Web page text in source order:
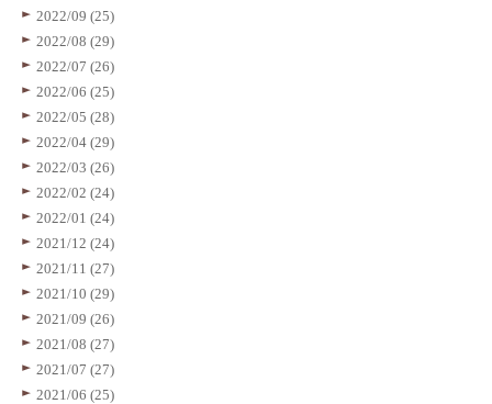
2022/09 (25)
2022/08 (29)
2022/07 (26)
2022/06 (25)
2022/05 (28)
2022/04 (29)
2022/03 (26)
2022/02 (24)
2022/01 (24)
2021/12 (24)
2021/11 (27)
2021/10 (29)
2021/09 (26)
2021/08 (27)
2021/07 (27)
2021/06 (25)